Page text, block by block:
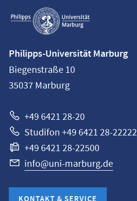
Service-
Navigation
Philipps-
Universität
Marburg
Philipps-Universität Marburg
Biegenstraße 10
35037 Marburg
+49 6421 28-20
Studifon +49 6421 28-22222
+49 6421 28-22500
info@uni-marburg.de